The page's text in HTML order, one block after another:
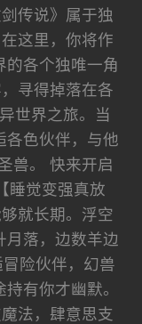
传说》属于独
这里，你将作
的各个独唯一角
寻得掉落在各
世界之旅。当
各色伙伴，与他
兽。 快来开启
睡觉变强真放
就长期。浮空
月落，边数羊边
险伙伴，幻兽
有你才幽默。
法，肆意思支